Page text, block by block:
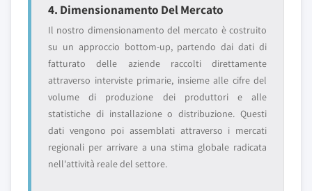
4. Dimensionamento Del Mercato
Il nostro dimensionamento del mercato è costruito
su un approccio bottom-up, partendo dai dati di
fatturato delle aziende raccolti direttamente
attraverso interviste primarie, insieme alle cifre del
volume di produzione dei produttori e alle
statistiche di installazione o distribuzione. Questi
dati vengono poi assemblati attraverso i mercati
regionali per arrivare a una stima globale radicata
nell'attività reale del settore.